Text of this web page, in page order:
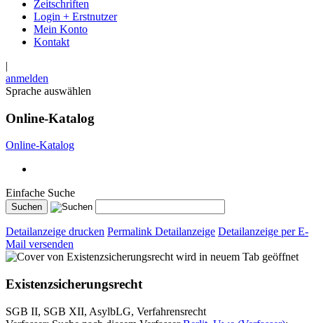
Zeitschriften
Login + Erstnutzer
Mein Konto
Kontakt
|
anmelden
Sprache auswählen
Online-Katalog
Online-Katalog
Einfache Suche
Detailanzeige drucken Permalink Detailanzeige Detailanzeige per E-
Mail versenden
wird in neuem Tab geöffnet
Existenzsicherungsrecht
SGB II, SGB XII, AsylbLG, Verfahrensrecht